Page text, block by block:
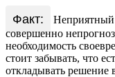
Факт:
Неприятный
совершенно
необходимость
стоит забывать, что
откладывать решение